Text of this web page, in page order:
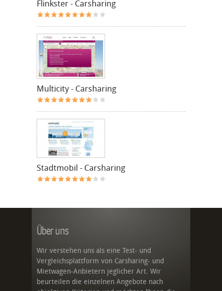
Flinkster - Carsharing
Multicity - Carsharing
Stadtmobil - Carsharing
Über uns
Wir verstehen uns als eine Test- und
Vergleichsplattform von Carsharing- und
Mietwagen-Anbietern jeglicher Art. Wir
beurteilen die einzelnen Angebote nach